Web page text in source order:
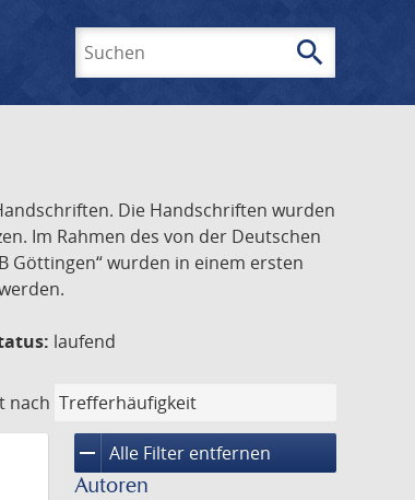
search
Die Handschriften wurden
Im Rahmen des von der Deutschen
Göttingen“ wurden in einem ersten
laufend
nach
remove Alle Filter entfernen
Autoren